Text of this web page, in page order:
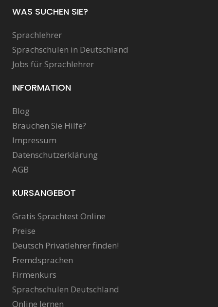
WAS SUCHEN SIE?
Sprachlehrer
Sprachschulen in Deutschland
Jobs für Sprachlehrer
INFORMATION
Blog
Brauchen Sie Hilfe?
Impressum
Datenschutzerklärung
AGB
KURSANGEBOT
Gratis Sprachtest Online
Preise
Deutsch Privatlehrer finden!
Fremdsprachen
Firmenkurs
Sprachschulen Deutschland
Online lernen